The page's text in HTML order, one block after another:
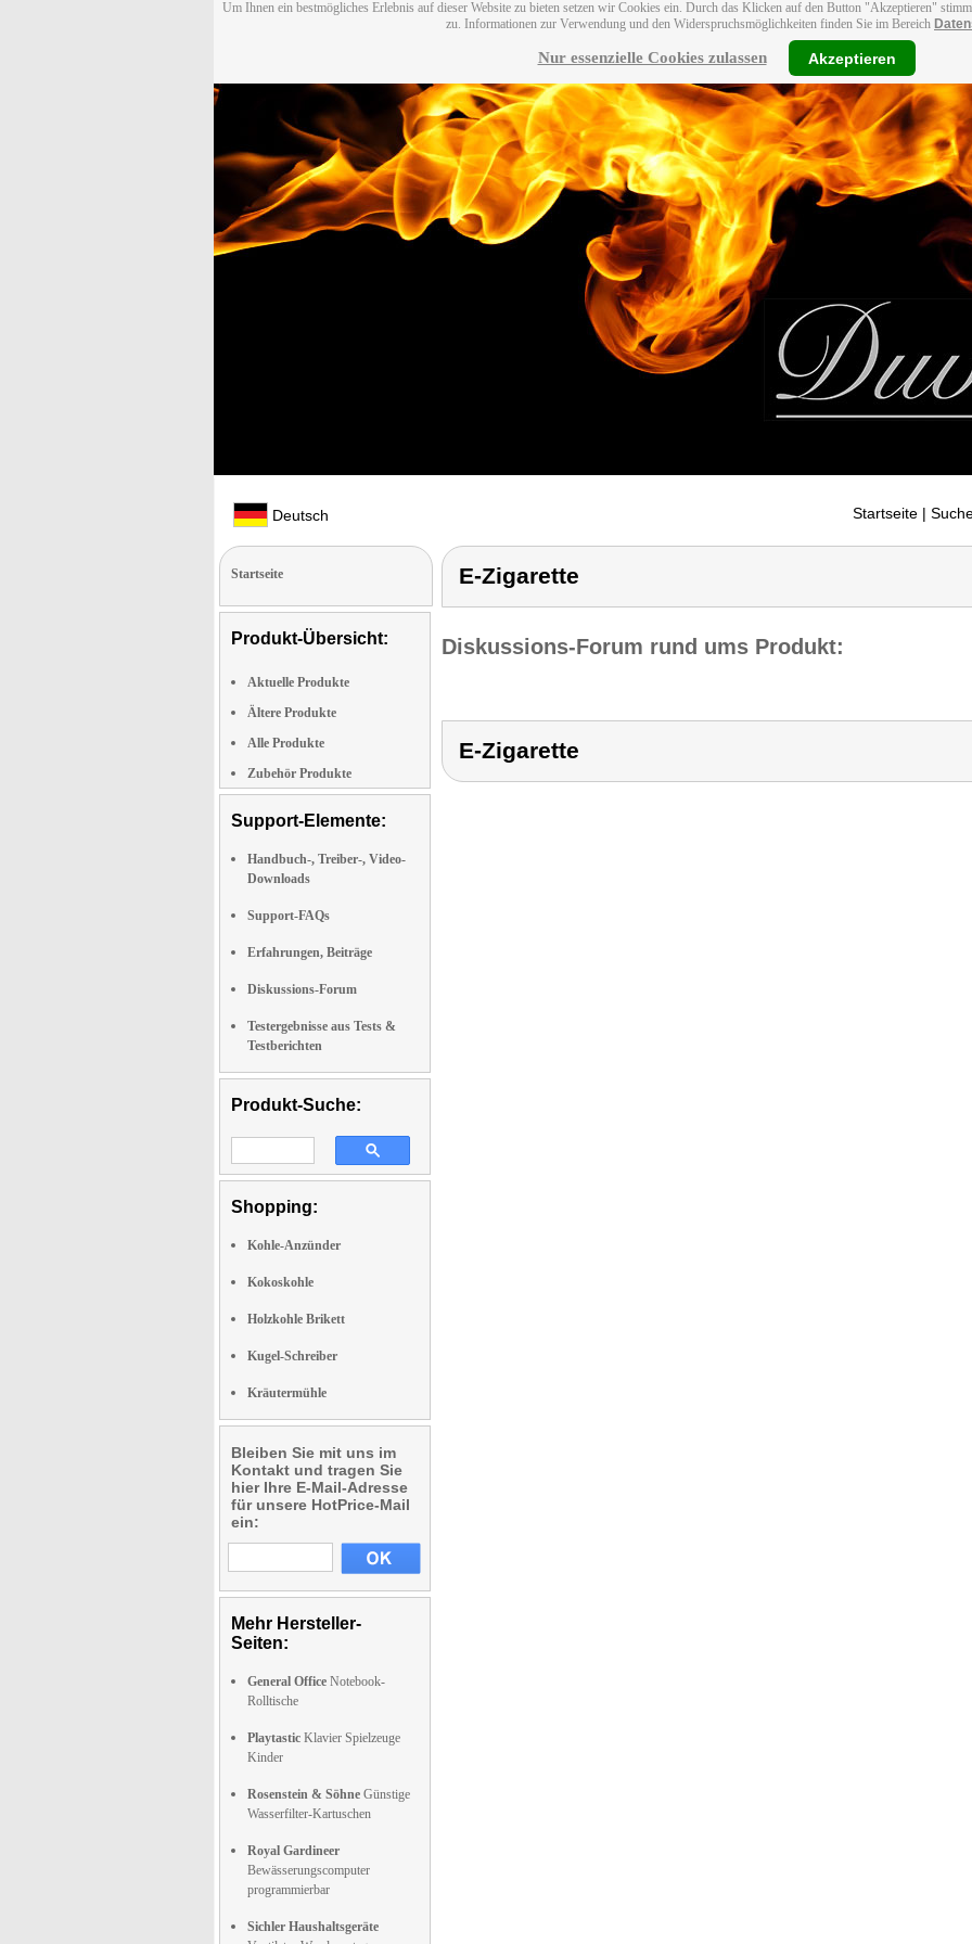
Um Ihnen ein bestmögliches Erlebnis auf dieser Website zu bieten setzen wir Cookies ein. Durch das Klicken auf den Button "Akzeptieren"
zu. Informationen zur Verwendung und den Widerspruchsmöglichkeiten finden Sie im Bereich
Nur essenzielle Cookies zulassen Akzeptieren
Deutsch Startseite |
Startseite
Produkt-Übersicht:
Aktuelle Produkte
Ältere Produkte
Alle Produkte
Zubehör Produkte
Support-Elemente:
Handbuch-, Treiber-, Video-
Downloads
Support-FAQs
Erfahrungen, Beiträge
Diskussions-Forum
Testergebnisse aus Tests &
Testberichten
Produkt-Suche:
Shopping:
Kohle-Anzünder
Kokoskohle
Holzkohle Brikett
Kugel-Schreiber
Kräutermühle
Bleiben Sie mit uns im
Kontakt und tragen Sie
hier Ihre E-Mail-Adresse
für unsere HotPrice-Mail
ein:
Mehr Hersteller-
Seiten:
General Office Notebook-
Rolltische
Playtastic Klavier Spielzeuge
Kinder
Rosenstein & Söhne Günstige
Wasserfilter-Kartuschen
Royal Gardineer
Bewässerungscomputer
programmierbar
Sichler Haushaltsgeräte
E-Zigarette
Diskussions-Forum rund ums Produkt:
E-Zigarette